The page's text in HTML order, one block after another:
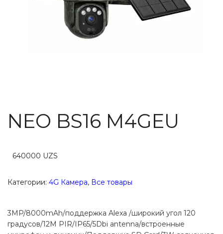
NEO BS16 M4GEU
640000 UZS
Категории: 4G Камера, Все товары
3MP/8000mAh/поддержка Alexa /широкий угол 120
градусов/12M PIR/IP65/5Dbi antenna/встроенные